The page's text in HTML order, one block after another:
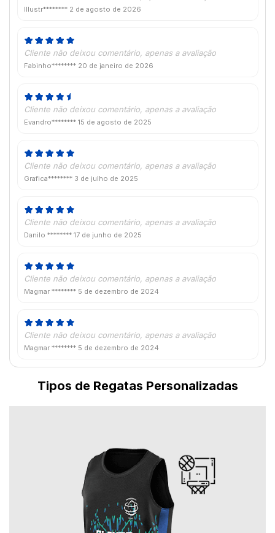
Illustr******** 2 de agosto de 2026
Cliente não deixou comentário, apenas a avaliação
Fabinho******** 20 de janeiro de 2026
Cliente não deixou comentário, apenas a avaliação
Evandro******** 15 de agosto de 2025
Cliente não deixou comentário, apenas a avaliação
Grafica******** 3 de julho de 2025
Cliente não deixou comentário, apenas a avaliação
Danilo ******** 17 de junho de 2025
Cliente não deixou comentário, apenas a avaliação
Magmar ******** 5 de dezembro de 2024
Cliente não deixou comentário, apenas a avaliação
Magmar ******** 5 de dezembro de 2024
Tipos de Regatas Personalizadas